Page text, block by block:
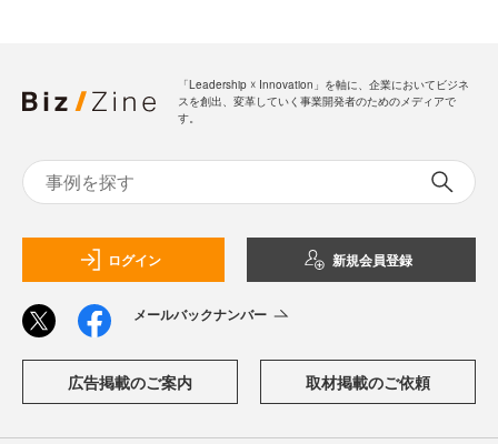
「Leadership ☓ Innovation」を軸に、企業においてビジネ
スを創出、変革していく事業開発者のためのメディアで
す。
ログイン 新規会員登録
メールバックナンバー
広告掲載のご案内 取材掲載のご依頼